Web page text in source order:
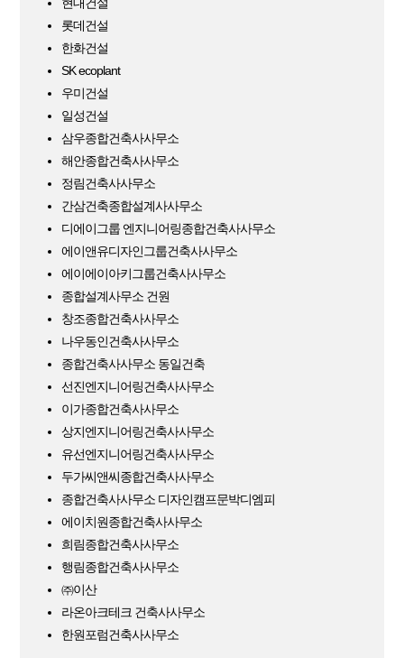
롯데건설
한화건설
SK ecoplant
우미건설
일성건설
삼우종합건축사사무소
해안종합건축사사무소
정림건축사사무소
간삼건축종합설계사사무소
디에이그룹 엔지니어링종합건축사사무소
에이앤유디자인그룹건축사사무소
에이에이아키그룹건축사사무소
종합설계사무소 건원
창조종합건축사사무소
나우동인건축사사무소
종합건축사사무소 동일건축
선진엔지니어링건축사사무소
이가종합건축사사무소
상지엔지니어링건축사사무소
유선엔지니어링건축사사무소
두가씨앤씨종합건축사사무소
종합건축사사무소 디자인캠프문박디엠피
에이치원종합건축사사무소
희림종합건축사사무소
행림종합건축사사무소
㈜이산
라온아크테크 건축사사무소
한원포럼건축사사무소